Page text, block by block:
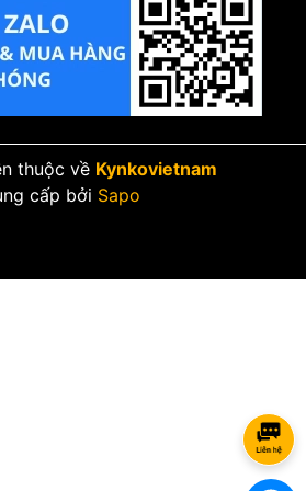
Kyntec KT55 cần lưu ý gì?
100mm, người dùng cần chọn đúng phụ
dùng để cắt, đá mài dùng để mài, đĩa
đá hoặc mất an toàn.
lắp. Không sử dụng đá bị nứt, mẻ, cong
kính bảo hộ.
khi gặp tình trạng quá tải, pin yếu,
kẹt trong vật liệu. Để hạn chế tình trạng
đúng loại đá, không ép máy quá mạnh
thuộc về Kynkovietnam
cấp bởi Sapo